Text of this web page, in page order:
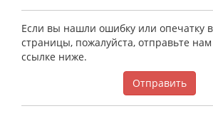
Если вы нашли ошибку или опечатку в
страницы, пожалуйста, отправьте
ссылке ниже.
Отправить